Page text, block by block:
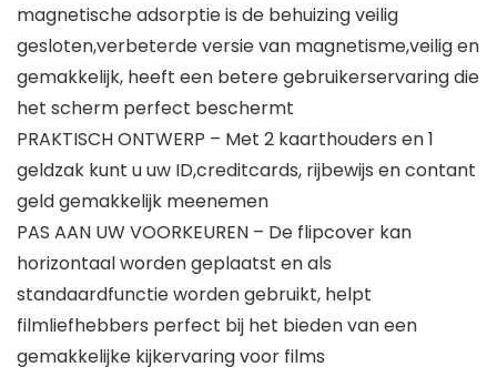
magnetische adsorptie is de behuizing veilig
gesloten,verbeterde versie van magnetisme,veilig en
gemakkelijk, heeft een betere gebruikerservaring die
het scherm perfect beschermt
PRAKTISCH ONTWERP – Met 2 kaarthouders en 1
geldzak kunt u uw ID,creditcards, rijbewijs en contant
geld gemakkelijk meenemen
PAS AAN UW VOORKEUREN – De flipcover kan
horizontaal worden geplaatst en als
standaardfunctie worden gebruikt, helpt
filmliefhebbers perfect bij het bieden van een
gemakkelijke kijkervaring voor films